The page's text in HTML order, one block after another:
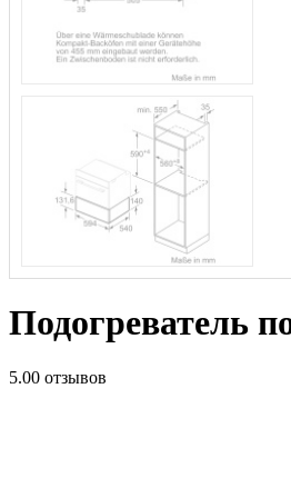
Подогреватель
5.00 отзывов